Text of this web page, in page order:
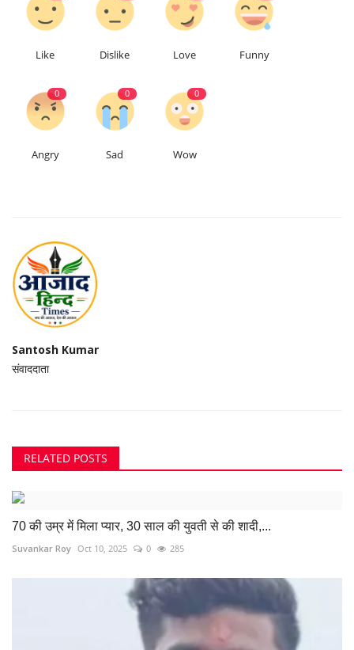
Like Dislike Love Funny
0
Angry
0
Sad
0
Wow
Santosh Kumar
संवाददाता
RELATED POSTS
70 की उम्र में मिला प्यार, 30 साल की युवती से की शादी,...
Suvankar Roy Oct 10, 2025 0 285